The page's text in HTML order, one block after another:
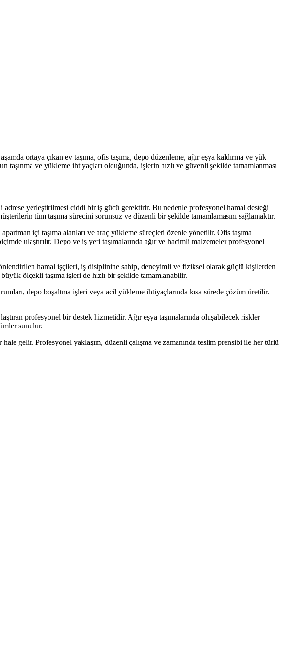
ortaya çıkan ev taşıma, ofis taşıma, depo düzenleme, ağır eşya kaldırma ve yük
ve yükleme ihtiyaçları olduğunda, işlerin hızlı ve güvenli şekilde tamamlanması
adrese yerleştirilmesi ciddi bir iş gücü gerektirir. Bu nedenle profesyonel hamal desteği
tüm taşıma sürecini sorunsuz ve düzenli bir şekilde tamamlamasını sağlamaktır.
içi taşıma alanları ve araç yükleme süreçleri özenle yönetilir. Ofis taşıma
ulaştırılır. Depo ve iş yeri taşımalarında ağır ve hacimli malzemeler profesyonel
hamal işçileri, iş disiplinine sahip, deneyimli ve fiziksel olarak güçlü kişilerden
ölçekli taşıma işleri de hızlı bir şekilde tamamlanabilir.
depo boşaltma işleri veya acil yükleme ihtiyaçlarında kısa sürede çözüm üretilir.
profesyonel bir destek hizmetidir. Ağır eşya taşımalarında oluşabilecek riskler
sunulur.
gelir. Profesyonel yaklaşım, düzenli çalışma ve zamanında teslim prensibi ile her türlü